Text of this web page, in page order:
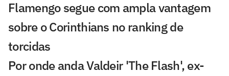
Flamengo segue com ampla vantagem
sobre o Corinthians no ranking de
torcidas
Por onde anda Valdeir 'The Flash', ex-